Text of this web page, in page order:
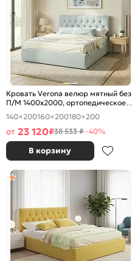
Кровать Verona велюр мятный без
П/М 1400x2000, ортопедическое
основание, изголовье мягкое
140×200160×200180×200
от 23 120₽38 533 ₽-40%
В корзину